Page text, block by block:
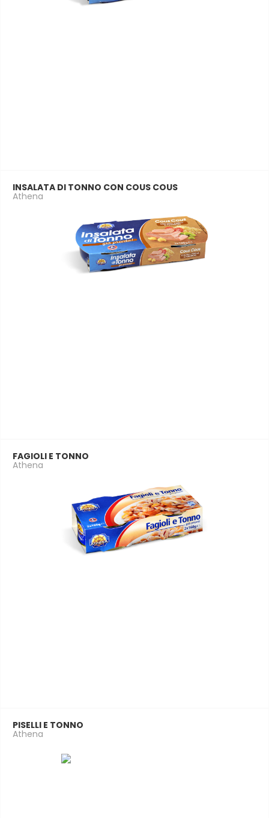
INSALATA DI TONNO CON COUS COUS
Athena
FAGIOLI E TONNO
Athena
PISELLI E TONNO
Athena